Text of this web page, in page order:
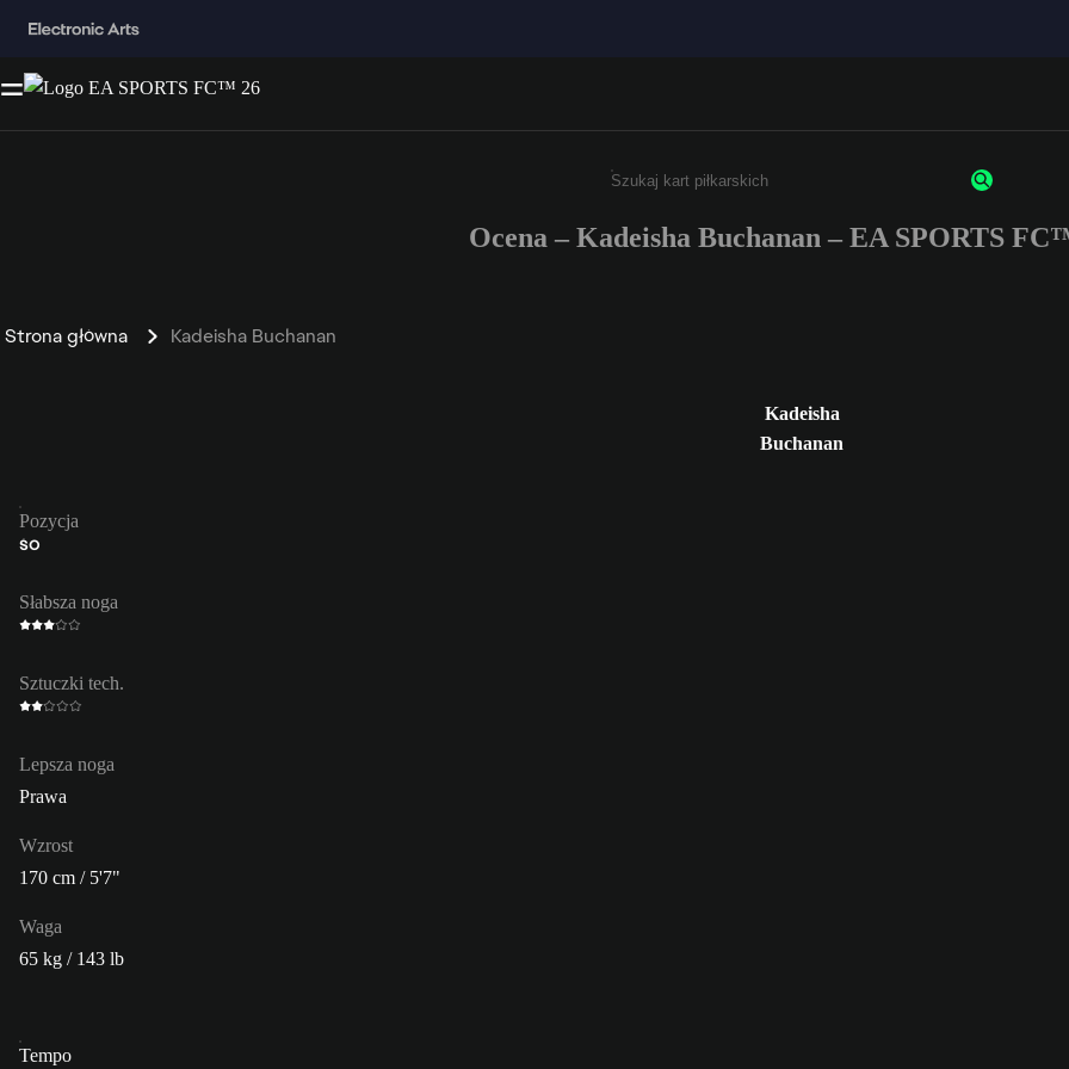
Wpisz co najmniej 3 znaki lub cyfry.
Ocena – Kadeisha Buchanan – EA SPORTS
Strona główna Kadeisha Buchanan
Kadeisha
Buchanan
Pozycja
ŚO
Słabsza noga
Sztuczki tech.
Lepsza noga
Prawa
Wzrost
170 cm / 5'7"
Waga
65 kg / 143 lb
Tempo